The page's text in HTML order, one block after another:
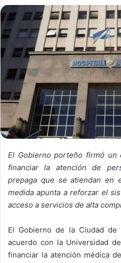
El Gobierno porteño firmó un
financiar la atención de
prepaga que se atiendan en
medida apunta a reforzar el
acceso a servicios de alta
El Gobierno de la Ciudad de
acuerdo con la Universidad
financiar la atención médica